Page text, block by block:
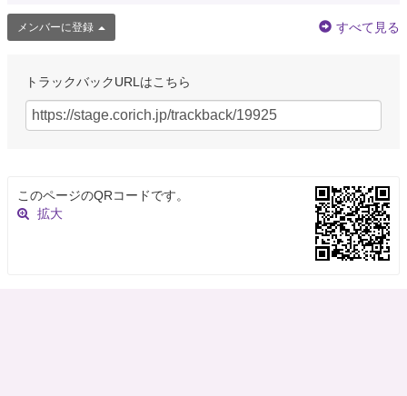
メンバーに登録 すべて見る
トラックバックURLはこちら
このページのQRコードです。
拡大